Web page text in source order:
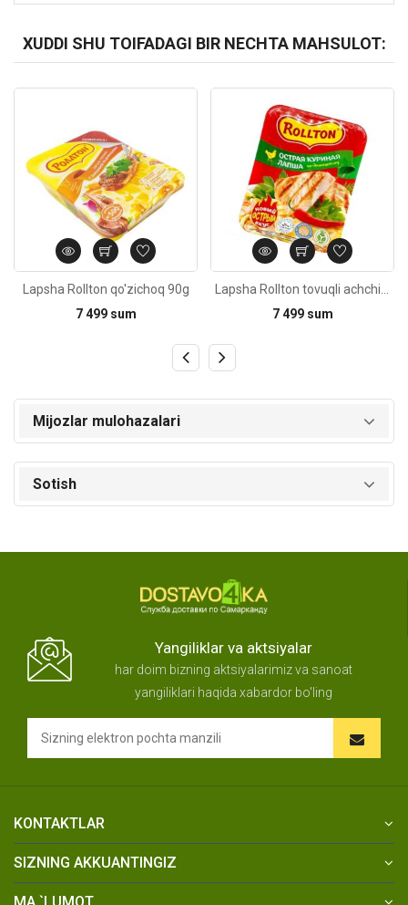
XUDDI SHU TOIFADAGI BIR NECHTA MAHSULOT:
Lapsha Rollton qo'zichoq 90g
7 499 sum
7 499 sum
Kod: 5475
Mijozlar mulohazalari
Sotish
Yangiliklar va aktsiyalar
har doim bizning aktsiyalarimiz va sanoat
yangiliklari haqida xabardor bo'ling
KONTAKTLAR
SIZNING AKKUANTINGIZ
MA `LUMOT